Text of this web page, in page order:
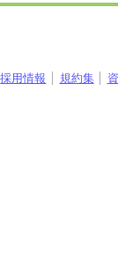
採用情報 規約集